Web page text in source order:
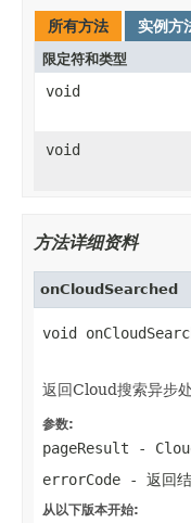
所有方法 实例方
限定符和类型
void
void
方法详细资料
onCloudSearched
void
返回Cloud搜索异步处
参数:
pageResult -
errorCode - 返回结
从以下版本开始: